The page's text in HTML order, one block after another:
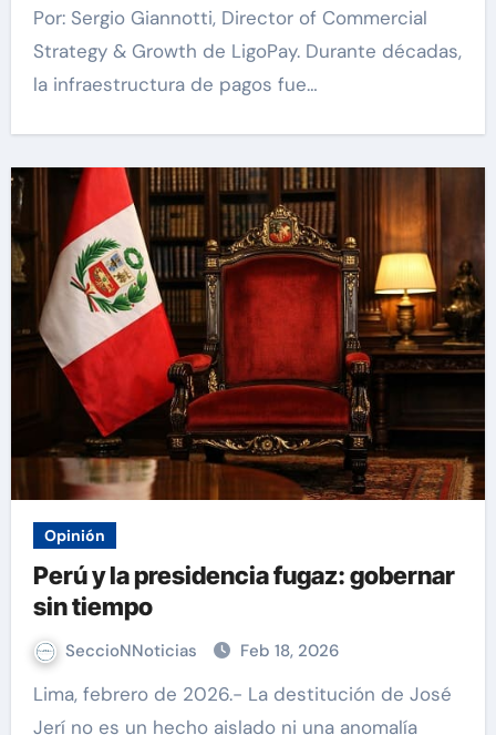
Por: Sergio Giannotti, Director of Commercial
Strategy & Growth de LigoPay. Durante décadas,
la infraestructura de pagos fue…
Opinión
Perú y la presidencia fugaz: gobernar
sin tiempo
SeccioNNoticias Feb 18, 2026
Lima, febrero de 2026.- La destitución de José
Jerí no es un hecho aislado ni una anomalía